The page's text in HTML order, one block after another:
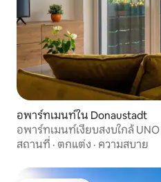
อพาร์ทเมนท์ใน Donaustadt
อพาร์ทเมนท์เงียบสงบใกล้
สถานที่ · ตกแต่ง · ความสบาย